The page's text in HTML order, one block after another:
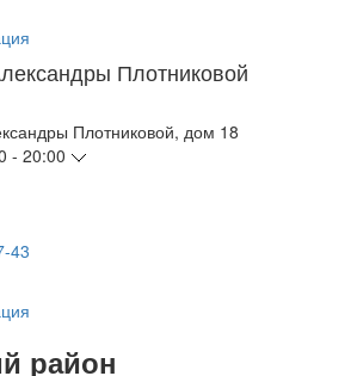
Плотниковой
Плотниковой, дом 18
- 20:00
43
район